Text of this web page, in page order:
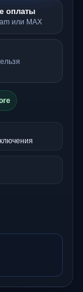
оплаты
или MAX